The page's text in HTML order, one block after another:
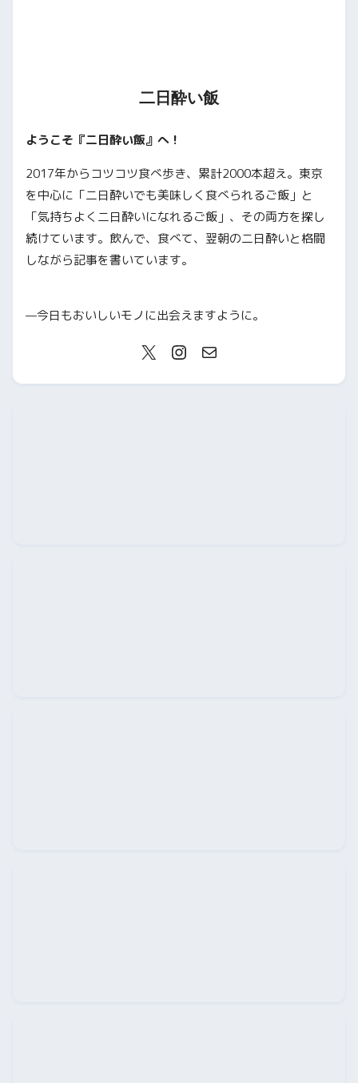
二日酔い飯
ようこそ『二日酔い飯』へ！
2017年からコツコツ食べ歩き、累計2000本超え。東京
を中心に「二日酔いでも美味しく食べられるご飯」と
「気持ちよく二日酔いになれるご飯」、その両方を探し
続けています。飲んで、食べて、翌朝の二日酔いと格闘
しながら記事を書いています。
—今日もおいしいモノに出会えますように。